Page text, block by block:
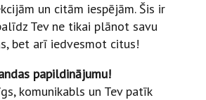
un citām iespējām. Šis ir
Tev ne tikai plānot savu
bet arī iedvesmot citus!
papildinājumu!
komunikabls un Tev patīk